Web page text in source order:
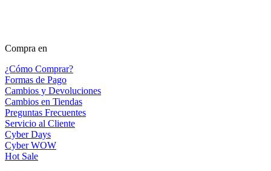
Compra en
¿Cómo Comprar?
Formas de Pago
Cambios y Devoluciones
Cambios en Tiendas
Preguntas Frecuentes
Servicio al Cliente
Cyber Days
Cyber WOW
Hot Sale